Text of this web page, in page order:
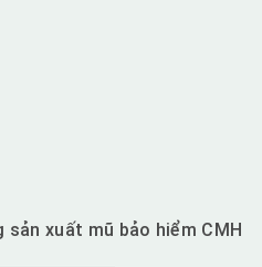
xuất mũ bảo hiểm CMH